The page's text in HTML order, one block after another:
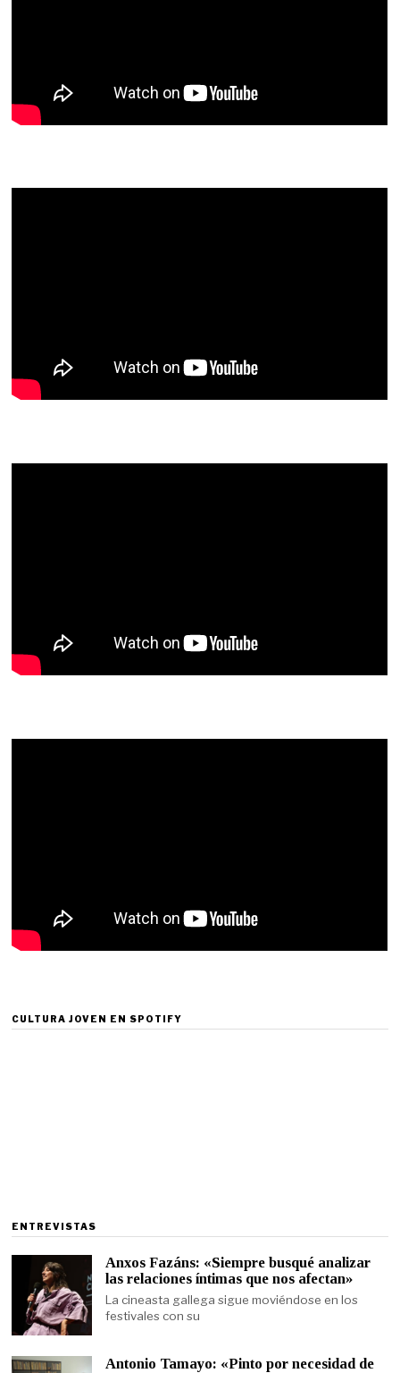
CULTURA JOVEN EN SPOTIFY
ENTREVISTAS
Anxos Fazáns: «Siempre busqué analizar
las relaciones íntimas que nos afectan»
La cineasta gallega sigue moviéndose en los
festivales con su
Antonio Tamayo: «Pinto por necesidad de